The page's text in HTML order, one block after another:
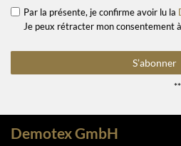
Par la présente, je confirme avoir lu la
Je peux rétracter mon consentement
S’abonner
Demotex GmbH